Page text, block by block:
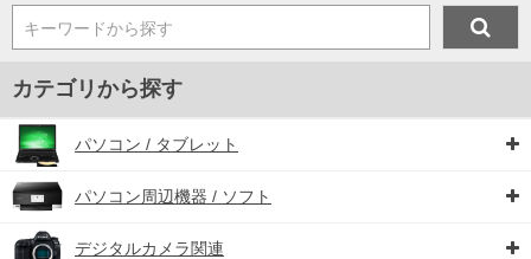
キーワードから探す
カテゴリから探す
パソコン / タブレット
パソコン周辺機器 / ソフト
デジタルカメラ関連